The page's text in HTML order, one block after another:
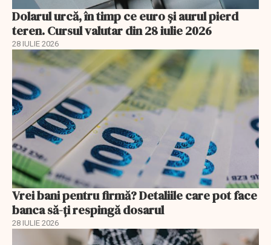
Dolarul urcă, în timp ce euro și aurul pierd
teren. Cursul valutar din 28 iulie 2026
28 IULIE 2026
Vrei bani pentru firmă? Detaliile care pot face
banca să-ți respingă dosarul
28 IULIE 2026